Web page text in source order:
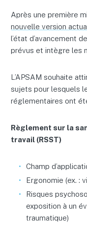
Après une première
nouvelle version
l’état d’avancement
prévus et intègre les
L’APSAM souhaite
sujets pour lesquels
réglementaires ont
Règlement sur la
travail (RSST)
Champ
Ergonomie (ex. :
Risques
exposition à un
traumatique)